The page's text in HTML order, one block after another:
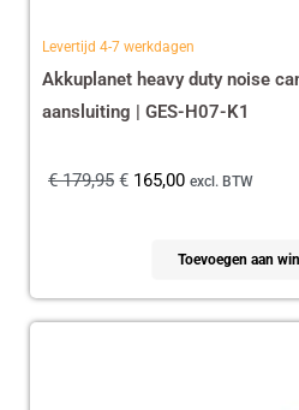
Levertijd 4-7 werkdagen
Akkuplanet heavy duty noise
aansluiting | GES-H07-K1
€179,95 € 165,00 excl. BTW
Toevoegen aan